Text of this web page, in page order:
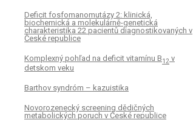
Deficit fosfomanomutázy 2: klinická,
biochemická a molekulárně-genetická
charakteristika 22 pacientů diagnostikovaných v
České republice
Komplexný pohľad na deficit vitamínu B12 v
detskom veku
Barthov syndróm – kazuistika
Novorozenecký screening dědičných
metabolických poruch v České republice